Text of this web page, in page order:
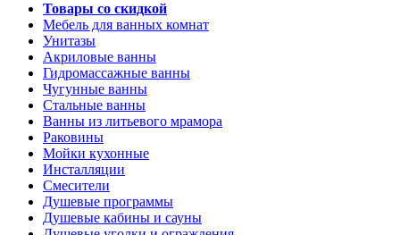
Товары со скидкой
Мебель для ванных комнат
Унитазы
Акриловые ванны
Гидромассажные ванны
Чугунные ванны
Стальные ванны
Ванны из литьевого мрамора
Раковины
Мойки кухонные
Инсталляции
Смесители
Душевые программы
Душевые кабины и сауны